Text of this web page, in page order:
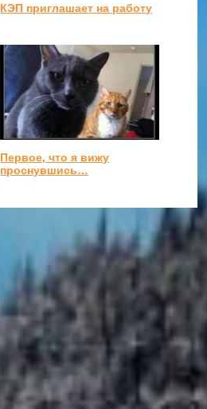
КЭП приглашает на работу
Первое, что я вижу
проснувшись…